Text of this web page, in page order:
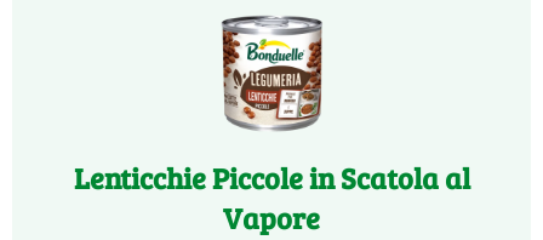
Lenticchie Piccole in Scatola al
Vapore